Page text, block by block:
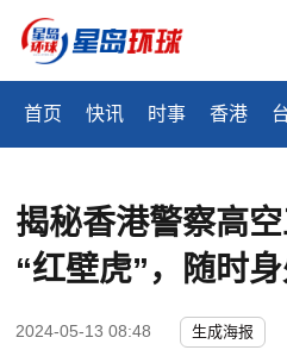
首页 快讯 时事 香港
揭秘香港警察高
“红壁虎”，随时
2024-05-13 08:48 生成海报